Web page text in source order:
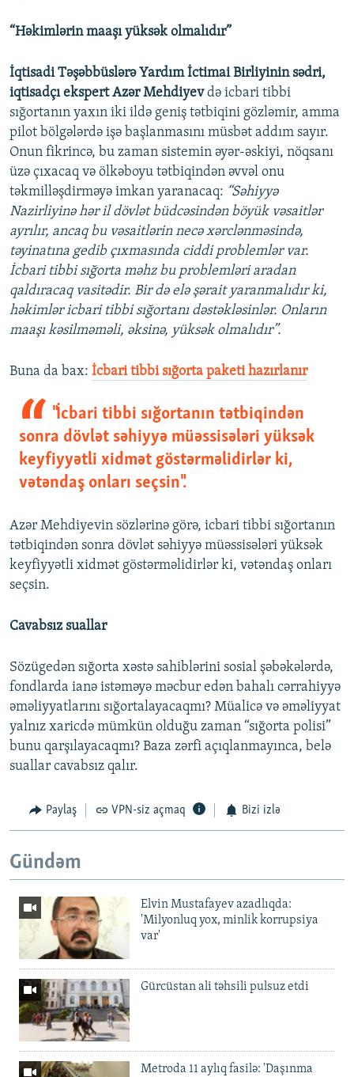
“Həkimlərin maaşı yüksək olmalıdır”
İqtisadi Təşəbbüslərə Yardım İctimai Birliyinin sədri,
iqtisadçı ekspert Azər Mehdiyevdə icbari tibbi
sığortanın yaxın iki ildə geniş tətbiqini gözləmir, amma
pilot bölgələrdə işə başlanmasını müsbət addım sayır.
Onun fikrincə, bu zaman sistemin əyər-əskiyi, nöqsanı
üzə çıxacaq və ölkəboyu tətbiqindən əvvəl onu
təkmilləşdirməyə imkan yaranacaq: “Səhiyyə
Nazirliyinə hər il dövlət büdcəsindən böyük vəsaitlər
ayrılır, ancaq bu vəsaitlərin necə xərclənməsində,
təyinatına gedib çıxmasında ciddi problemlər var.
İcbari tibbi sığorta məhz bu problemləri aradan
qaldıracaq vasitədir. Bir də elə şərait yaranmalıdır ki,
həkimlər icbari tibbi sığortanı dəstəkləsinlər. Onların
maaşı kəsilməməli, əksinə, yüksək olmalıdır”.
Buna da bax:​ İcbari tibbi sığorta paketi hazırlanır
"İcbari tibbi sığortanın tətbiqindən
sonra dövlət səhiyyə müəssisələri yüksək
keyfiyyətli xidmət göstərməlidirlər ki,
vətəndaş onları seçsin".
Azər Mehdiyevin sözlərinə görə, icbari tibbi sığortanın
tətbiqindən sonra dövlət səhiyyə müəssisələri yüksək
keyfiyyətli xidmət göstərməlidirlər ki, vətəndaş onları
seçsin.
Cavabsız suallar
Sözügedən sığorta xəstə sahiblərini sosial şəbəkələrdə,
fondlarda ianə istəməyə məcbur edən bahalı cərrahiyyə
əməliyyatlarını sığortalayacaqmı? Müalicə və əməliyyat
yalnız xaricdə mümkün olduğu zaman “sığorta polisi”
bunu qarşılayacaqmı? Baza zərfi açıqlanmayınca, belə
suallar cavabsız qalır.
Paylaş VPN-siz açmaq Bizi izlə
Gündəm
Elvin Mustafayev azadlıqda:
'Milyonluq yox, minlik korrupsiya
var'
Gürcüstan ali təhsili pulsuz etdi
Metroda 11 aylıq fasilə: 'Daşınma